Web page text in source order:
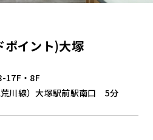
イント)大塚
17F・8F
川線）大塚駅前駅南口 5分